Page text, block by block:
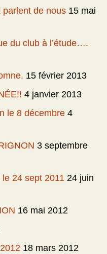
parlent de nous 15 mai
du club à l’étude….
15 février 2013
4 janvier 2013
le 8 décembre 4
3 septembre
24 sept 2011 24 juin
16 mai 2012
18 mars 2012